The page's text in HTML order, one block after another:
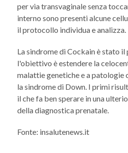
per via transvaginale senza
interno sono presenti alcune
il protocollo individua e analizza.
La sindrome di Cockain è stato il
l'obiettivo è estendere la
malattie genetiche e a patologie
la sindrome di Down. I primi
il che fa ben sperare in una
della diagnostica prenatale.
Fonte: insalutenews.it